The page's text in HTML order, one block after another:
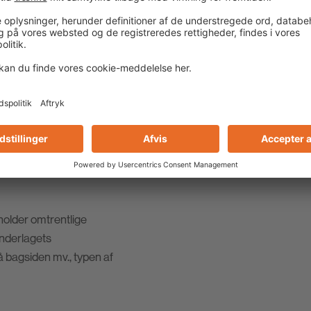
25-kg-Sæk
omtrentlige
bagsiden mv., typen af